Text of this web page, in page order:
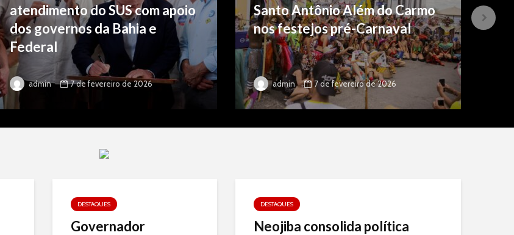
atendimento do SUS com apoio
dos governos da Bahia e
Federal
admin 7 de fevereiro de 2026
Santo Antônio Além do Carmo
nos festejos pré-Carnaval
admin 7 de fevereiro de 2026
DESTAQUES
Governador
DESTAQUES
Neojiba consolida política